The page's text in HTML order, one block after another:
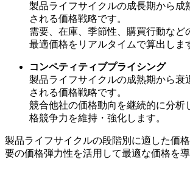
製品ライフサイクルの成長期から成
される価格戦略です。
需要、在庫、季節性、購買行動など
最適価格をリアルタイムで算出しま
コンペティティブプライシング
製品ライフサイクルの成熟期から衰
される価格戦略です。
競合他社の価格動向を継続的に分析
格競争力を維持・強化します。
製品ライフサイクルの段階別に適した価
要の価格弾力性を活用して最適な価格を導